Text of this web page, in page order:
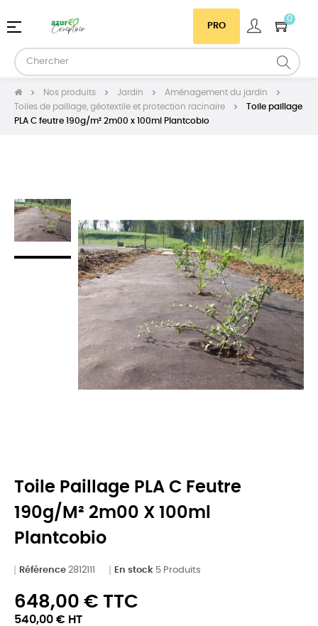
PRO
0
Basculer
navigation
☰
Nos produits Jardin
Aménagement du jardin
Toiles de paillage, géotextile et protection racinaire
Toile paillage
PLA C feutre 190g/m² 2m00 x 100ml Plantcobio
Toile Paillage PLA C Feutre
190g/m² 2m00 X 100ml
Plantcobio
Référence 2812111 En stock 5 Produits
648,00 € TTC
540,00 € HT